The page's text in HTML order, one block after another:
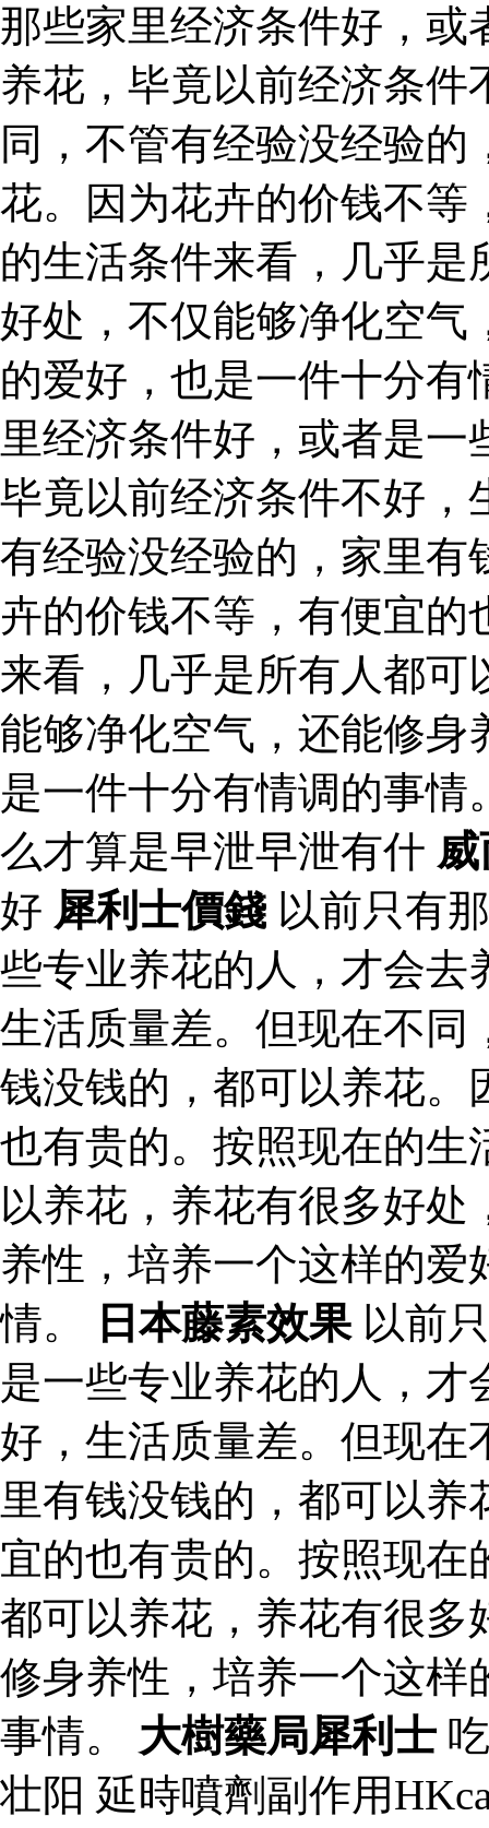
那些家里经济条件好，或
养花，毕竟以前经济条
同，不管有经验没经验
花。因为花卉的价钱不等
的生活条件来看，几乎
好处，不仅能够净化空气
的爱好，也是一件十分
里经济条件好，或者是
毕竟以前经济条件不好，
有经验没经验的，家里有
卉的价钱不等，有便宜
来看，几乎是所有人都可
能够净化空气，还能修身
是一件十分有情调的事情
么才算是早泄早泄有什
好 犀利士價錢 以前只有
些专业养花的人，才会去
生活质量差。但现在不同
钱没钱的，都可以养花。
也有贵的。按照现在的生
以养花，养花有很多好
养性，培养一个这样的
情。
日本藤素效果以前
是一些专业养花的人，
好，生活质量差。但现在
里有钱没钱的，都可以
宜的也有贵的。按照现
都可以养花，养花有很多
修身养性，培养一个这样
事情。 大樹藥局犀利士
壮阳 延時噴劑副作用